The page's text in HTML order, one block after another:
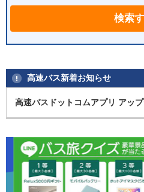
高速バス新着お知らせ
高速バスドットコムアプリ アッ
いつも高速バスドットコムをご利用
います。
このたび、高速バスドットコムア
た。